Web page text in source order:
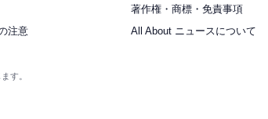
著作権・商標・免責事項
注意
All About ニュースについて
す。